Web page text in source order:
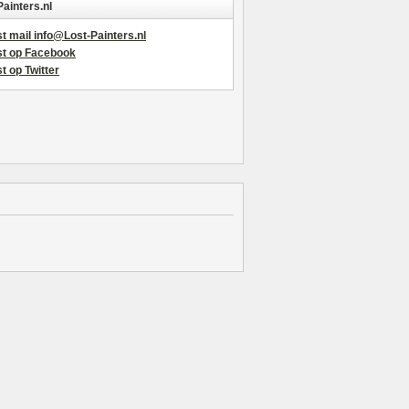
mail info@Lost-Painters.nl
op Facebook
op Twitter